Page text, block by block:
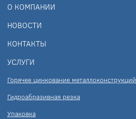
О КОМПАНИИ
НОВОСТИ
КОНТАКТЫ
УСЛУГИ
Горячее цинкование металлоконструкций
Гидроабразивная резка
Упаковка